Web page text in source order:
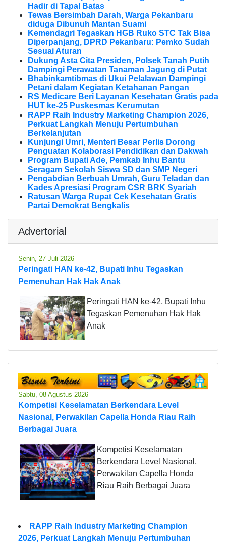
Hadir di Tapal Batas
Tewas Bersimbah Darah, Warga Pekanbaru
diduga Dibunuh Mantan Suami
Kemendagri Tegaskan HGB Ruko STC Tak Bisa
Diperpanjang, DPRD Pekanbaru: Pemko Sudah
Sesuai Aturan
Dukung Asta Cita Presiden, Polsek Tanah Putih
Dampingi Perawatan Tanaman Jagung di Putat
Bhabinkamtibmas di Ukui Pelalawan Dampingi
Petani dalam Kegiatan Ketahanan Pangan
RS Medicare Beri Layanan Kesehatan Gratis pada
HUT ke-25 Puskesmas Kerumutan
RAPP Raih Industry Marketing Champion 2026,
Perkuat Langkah Menuju Pertumbuhan
Berkelanjutan
Kunjungi Umri, Menteri Besar Perlis Dorong
Penguatan Kolaborasi Pendidikan dan Dakwah
Program Bupati Ade, Pemkab Inhu Bantu
Seragam Sekolah Siswa SD dan SMP Negeri
Pengabdian Berbuah Umrah, Guru Teladan dan
Kades Apresiasi Program CSR BRK Syariah
Ratusan Warga Rupat Cek Kesehatan Gratis
Partai Demokrat Bengkalis
Advertorial
Senin, 27 Juli 2026
Peringati HAN ke-42, Bupati Inhu Tegaskan
Pemenuhan Hak Hak Anak
Peringati HAN ke-42, Bupati Inhu
Tegaskan Pemenuhan Hak Hak
Anak
Sabtu, 08 Agustus 2026
Kompetisi Keselamatan Berkendara Level
Nasional, Perwakilan Capella Honda Riau Raih
Berbagai Juara
Kompetisi Keselamatan
Berkendara Level Nasional,
Perwakilan Capella Honda
Riau Raih Berbagai Juara
RAPP Raih Industry Marketing Champion
2026, Perkuat Langkah Menuju Pertumbuhan